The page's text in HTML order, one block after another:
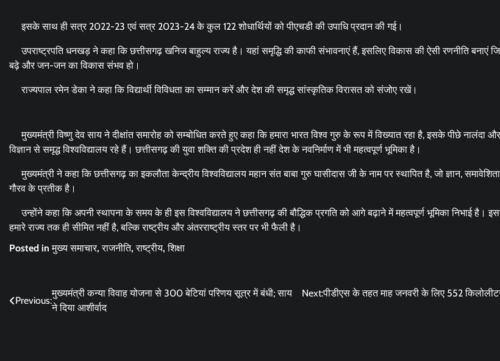
इसके साथ ही सत्र 2022-23 एवं सत्र 2023-24 के कुल 122 शोधार्थियों को पीएचडी की उपाधि प्रदान की गई।
उपराष्ट्रपति धनखड़ ने कहा कि छत्तीसगढ़ खनिज बाहुल्य राज्य है। यहां समृद्धि की काफी संभावनाएं हैं, इसलिए विकास की ऐसी रणनीति बनाएं
बढ़े और जन-जन का विकास संभव हो।
राज्यपाल रमेन डेका ने कहा कि विद्यार्थी विविधता का सम्मान करें और देश की समृद्ध सांस्कृतिक विरासत को संजोए रखें।
मुख्यमंत्री विष्णु देव साय ने दीक्षांत समारोह को सम्बोधित करते हुए कहा कि हमारा भारत विश्व गुरु के रूप में विख्यात रहा है, इसके पीछे नालंदा
विज्ञान से समृद्ध विश्वविद्यालय रहे हैं। छत्तीसगढ़ की युवा शक्ति की प्रदेश ही नहीं देश के नवनिर्माण में भी महत्वपूर्ण भूमिका है।
मुख्यमंत्री ने कहा कि छत्तीसगढ़ का इकलौता केन्द्रीय विश्वविद्यालय महान संत बाबा गुरु घासीदास जी के नाम पर स्थापित है, जो ज्ञान,
गौरव के प्रतीक है।
उन्होंने कहा कि अपनी स्थापना के समय के ही इस विश्वविद्यालय ने छत्तीसगढ़ की बौद्धिक प्रगति को आगे बढ़ाने में महत्वपूर्ण भूमिका निभाई है।
हमारे राज्य तक ही सीमित नहीं है, बल्कि राष्ट्रीय और अंतरराष्ट्रीय स्तर पर भी फैली है।
Posted inमुख्य समाचार,राजनीति,राष्ट्रीय,शिक्षा
Post
Previous:
मुख्यमंत्री कन्या विवाह योजना से 300 बेटियां परिणय सूत्र में बंधी; साय
ने दिया आशीर्वाद
Next:पीडीएस के तहत माह जनवरी के लिए 552